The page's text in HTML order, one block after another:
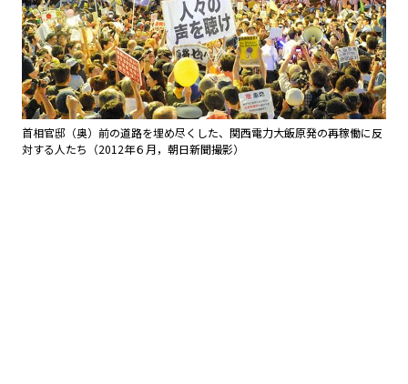
首相官邸（奥）前の道路を埋め尽くした、関西電力大飯原発の再稼働に反
対する人たち（2012年６月，朝日新聞撮影）